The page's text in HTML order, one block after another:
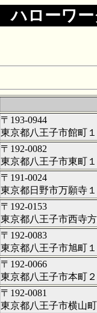
ハローワ
〒193-0944
東京都八王子市館町
〒192-0082
東京都八王子市東町
〒191-0024
東京都日野市万願寺
〒192-0153
東京都八王子市西寺
〒192-0083
東京都八王子市旭町
〒192-0066
東京都八王子市本町２
〒192-0081
東京都八王子市横山